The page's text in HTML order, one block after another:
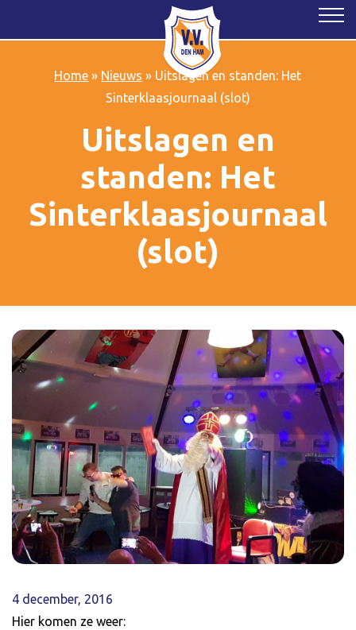
Home » Nieuws » Uitslagen en standen: Het
Sinterklaasjournaal (slot)
Uitslagen en
standen: Het
Sinterklaasjournaal
(slot)
4 december, 2016
Hier komen ze weer: